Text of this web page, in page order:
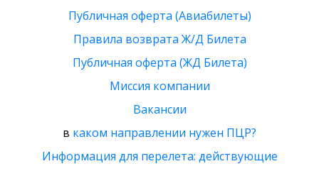
Публичная оферта (Авиабилеты)
Правила возврата Ж/Д Билета
Публичная оферта (ЖД Билета)
Миссия компании
Вакансии
в каком направлении нужен ПЦР?
Информация для перелета: действующие